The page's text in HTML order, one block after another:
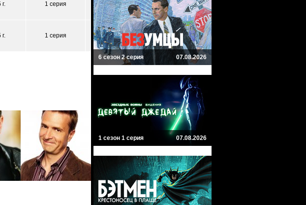
1 серия
1 серия
6 сезон 2 серия 07.08.2026
1 сезон 1 серия 07.08.2026